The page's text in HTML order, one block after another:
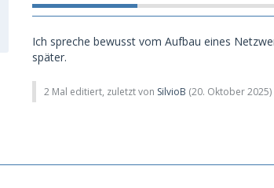
Ich spreche bewusst vom Aufbau eines
später.
2 Mal editiert, zuletzt von SilvioB (20. Oktober 2025)